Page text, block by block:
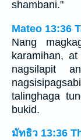
shambani."
Mateo 13:36
Nang
karamihan,
nagsilapit
talinghaga
bukid.
มัทธิว 13:36